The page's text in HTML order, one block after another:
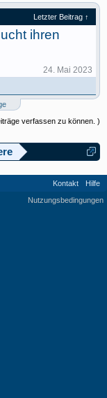
Letzter Beitrag ↑
ihren
24. Mai 2023
verfassen zu können. )
Kontakt
Hilfe
Nutzungsbedingungen